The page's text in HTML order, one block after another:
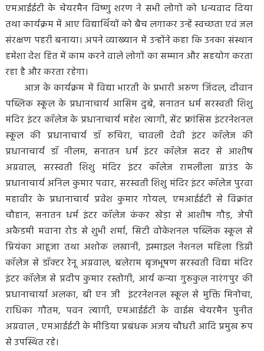
एमआईईटी के चेयरमैन विष्णु शरण ने सभी लोगों को धन्यवाद दिया
तथा कार्यक्रम में आए विद्यार्थियों को बैच लगाकर उन्हें स्वच्छता एवं जल
संरक्षण पहरी बनाया। अपने व्याख्यान में उन्होंने कहा कि उनका संस्थान
हमेशा देश हित में काम करने वाले लोगों का सम्मान और सहयोग करता
रहा है और करता रहेगा।
आज के कार्यक्रम में विद्या भारती के प्रभारी अरुण जिंदल, दीवान
पब्लिक स्कूल के प्रधानाचार्य आसिम दुबे, सनातन धर्म सरस्वती शिशु
मंदिर इंटर कॉलेज के प्रधानाचार्य महेश त्यागी, सेंट फ्रांसिस इंटरनेशनल
स्कूल की प्रधानाचार्य डॉ रुचिरा, चावली देवी इंटर कॉलेज की
प्रधानाचार्य डॉ नीलम, सनातन धर्म इंटर कॉलेज सदर से आशीष
अग्रवाल, सरस्वती शिशु मंदिर इंटर कॉलेज रामलीला ग्राउंड के
प्रधानाचार्य अनिल कुमार पवार, सरस्वती शिशु मंदिर इंटर कॉलेज पुरवा
महावीर के प्रधानाचार्य प्रवेश कुमार गोयल, एमआईईटी से विक्रांत
चौहान, सनातन धर्म इंटर कॉलेज कंकर खेड़ा से आशीष गौड़, जेपी
अकैडमी मवाना रोड से शुभी शर्मा, सिटी वोकेशनल पब्लिक स्कूल से
प्रियंका आहूजा तथा अशोक लखानी, इस्माइल नेशनल महिला डिग्री
कॉलेज से डॉक्टर रेनू अग्रवाल, बलेराम बृजभूषण सरस्वती विद्या मंदिर
इंटर कॉलेज से प्रदीप कुमार रस्तोगी, आर्य कन्या गुरुकुल नारंगपुर की
प्रधानाचार्या अलका, बी एन जी इंटरनेशनल स्कूल से मुक्ति मिनोचा,
राधिका गौतम, पवन त्यागी, एमआईईटी के वाईस चेयरमैन पुनीत
अग्रवाल , एमआईईटी के मीडिया प्रबंधक अजय चौधरी आदि प्रमुख रूप
से उपस्थित रहे।